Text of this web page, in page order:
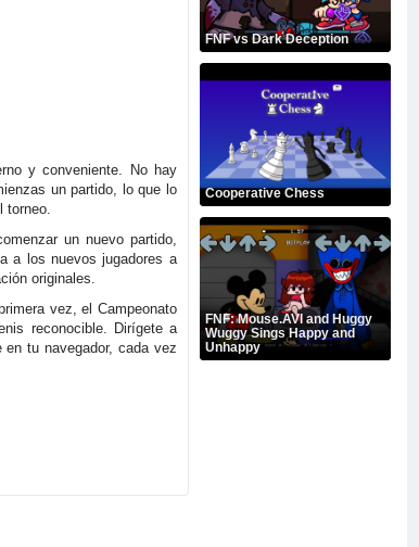
y conveniente. No hay
un partido, lo que lo
un nuevo partido,
a los nuevos jugadores a
originales.
vez, el Campeonato
reconocible. Dirígete a
tu navegador, cada vez
FNF vs Dark Deception
Cooperative Chess
FNF: Mouse.AVI and Huggy
Wuggy Sings Happy and
Unhappy